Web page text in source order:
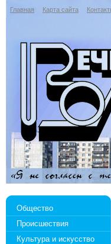
Главная Карта сайта
Общество
Происшествия
Культура и искусство